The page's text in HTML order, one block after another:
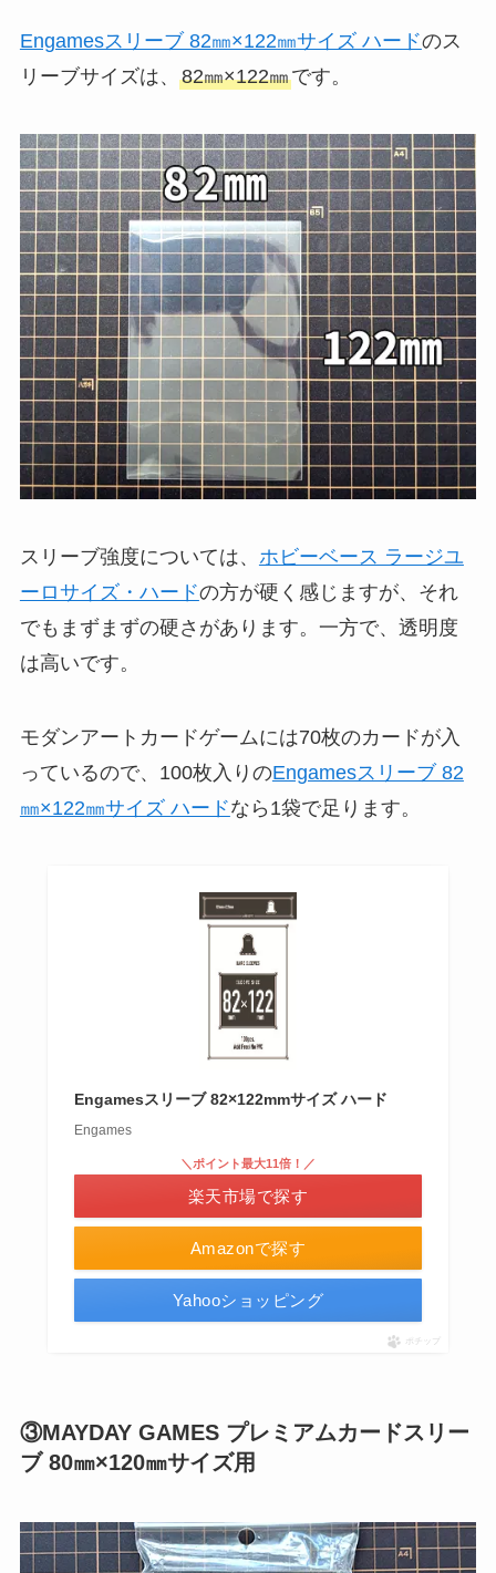
Engamesスリーブ 82㎜×122㎜サイズ ハードのス
リーブサイズは、 82㎜×122㎜です。
スリーブ強度については、 ホビーベース ラージユ
ーロサイズ・ハードの方が硬く感じますが、それ
でもまずまずの硬さがあります。一方で、透明度
は高いです。
モダンアートカードゲームには70枚のカードが入
っているので、100枚入りのEngamesスリーブ 82
㎜×122㎜サイズ ハードなら1袋で足ります。
Engamesスリーブ 82×122mmサイズ ハード
Engames
Amazonで探す
＼ポイント最大11倍！／
楽天市場で探す
Yahooショッピング
ポチップ
③MAYDAY GAMES プレミアムカードスリー
ブ 80㎜×120㎜サイズ用